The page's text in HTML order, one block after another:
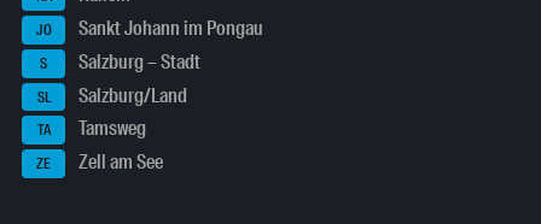
JO Sankt Johann im Pongau
S Salzburg – Stadt
SL Salzburg/Land
TA Tamsweg
ZE Zell am See